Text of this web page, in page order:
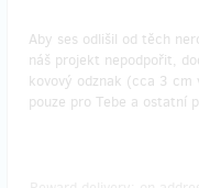
Aby ses odlišil od těch
náš projekt nepodpořit,
kovový odznak (cca 3 cm
pouze pro Tebe a ostatní